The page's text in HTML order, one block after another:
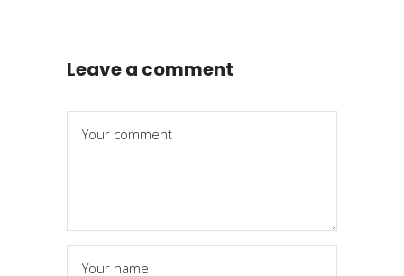
Leave a comment